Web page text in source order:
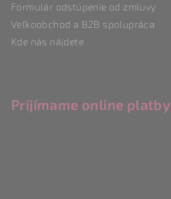
Formulár odstúpenie od zmluvy
Veľkoobchod a B2B spolupráca
Kde nás nájdete
Prijímame online platby